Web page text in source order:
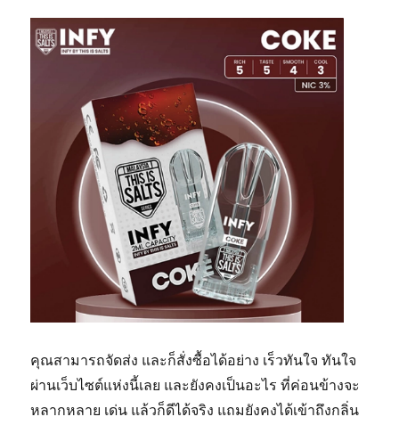
คุณสามารถจัดส่ง และก็สั่งซื้อได้อย่าง เร็วทันใจ ทันใจ
ผ่านเว็บไซต์แห่งนี้เลย และยังคงเป็นอะไร ที่ค่อนข้างจะ
หลากหลาย เด่น แล้วก็ดีได้จริง แถมยังคงได้เข้าถึงกลิ่น